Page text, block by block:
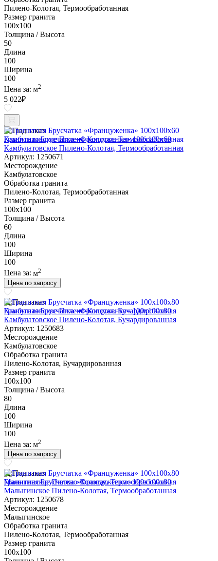
Пилено-Колотая, Термообработанная
Размер гранита
100х100
Толщина / Высота
50
Длина
100
Ширина
100
Цена за: м2
5 022₽
Под заказ
Гранитная Брусчатка «Француженка» 100х100x60
Камбулатовское Пилено-Колотая, Термообработанная
Артикул: 1250671
Месторождение
Камбулатовское
Обработка гранита
Пилено-Колотая, Термообработанная
Размер гранита
100х100
Толщина / Высота
60
Длина
100
Ширина
100
Цена за: м2
Цена по запросу
Под заказ
Гранитная Брусчатка «Француженка» 100х100x80
Камбулатовское Пилено-Колотая, Бучардированная
Артикул: 1250683
Месторождение
Камбулатовское
Обработка гранита
Пилено-Колотая, Бучардированная
Размер гранита
100х100
Толщина / Высота
80
Длина
100
Ширина
100
Цена за: м2
Цена по запросу
Под заказ
Гранитная Брусчатка «Француженка» 100х100x80
Малыгинское Пилено-Колотая, Термообработанная
Артикул: 1250678
Месторождение
Малыгинское
Обработка гранита
Пилено-Колотая, Термообработанная
Размер гранита
100х100